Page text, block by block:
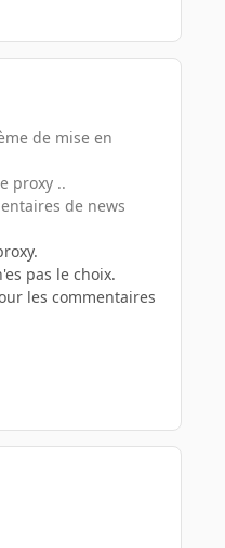
de mise en
proxy ..
de news
pas le choix.
les commentaires